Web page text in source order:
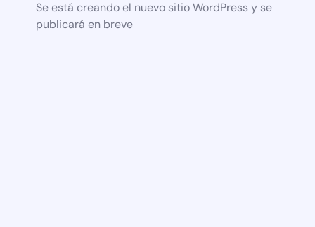
Se está creando el nuevo sitio WordPress y se
publicará en breve